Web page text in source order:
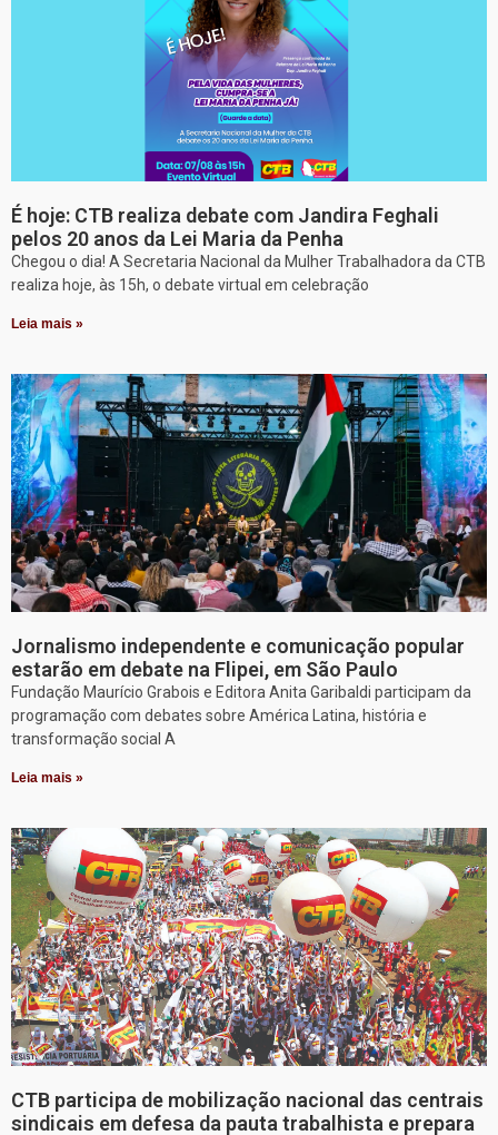
É hoje: CTB realiza debate com Jandira Feghali
pelos 20 anos da Lei Maria da Penha
Chegou o dia! A Secretaria Nacional da Mulher Trabalhadora da CTB
realiza hoje, às 15h, o debate virtual em celebração
Leia mais »
Jornalismo independente e comunicação popular
estarão em debate na Flipei, em São Paulo
Fundação Maurício Grabois e Editora Anita Garibaldi participam da
programação com debates sobre América Latina, história e
transformação social A
Leia mais »
CTB participa de mobilização nacional das centrais
sindicais em defesa da pauta trabalhista e prepara